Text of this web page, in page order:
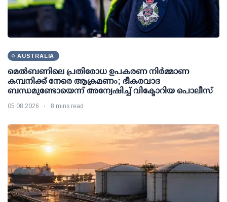
AUSTRALIA
മെല്‍ബണിലെ പ്രതിരോധ ഉപകരണ നിര്‍മ്മാണ
കമ്പനിക്ക് നേരെ ആക്രമണം; ഭീകരവാദ
ബന്ധമുണ്ടോയെന്ന് അന്വേഷിച്ച് വിക്ടോറിയ പൊലീസ്
05 08 2026 8 mins read